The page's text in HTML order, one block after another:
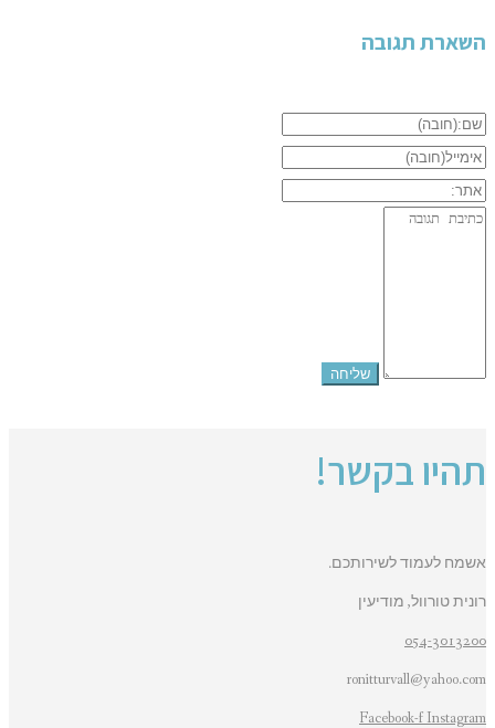
השארת תגובה
תהיו בקשר!
אשמח לעמוד לשירותכם.
רונית טורוול, מודיעין
054-3013200
ronitturvall@yahoo.com
Facebook-f Instagram